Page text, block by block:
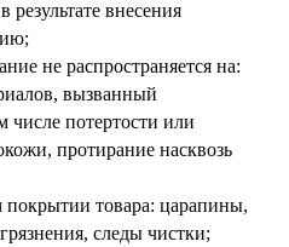
результате внесения
не распространяется на:
вызванный
числе потертости или
протирание насквозь
товара: царапины,
следы чистки;